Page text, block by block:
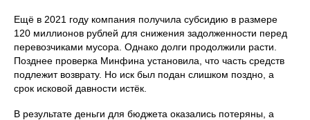
Ещё в 2021 году компания получила субсидию в размере
120 миллионов рублей для снижения задолженности перед
перевозчиками мусора. Однако долги продолжили расти.
Позднее проверка Минфина установила, что часть средств
подлежит возврату. Но иск был подан слишком поздно, а
срок исковой давности истёк.
В результате деньги для бюджета оказались потеряны, а